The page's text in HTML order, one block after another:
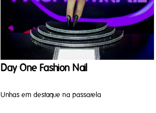
Day One Fashion Nail
Unhas em destaque na passarela